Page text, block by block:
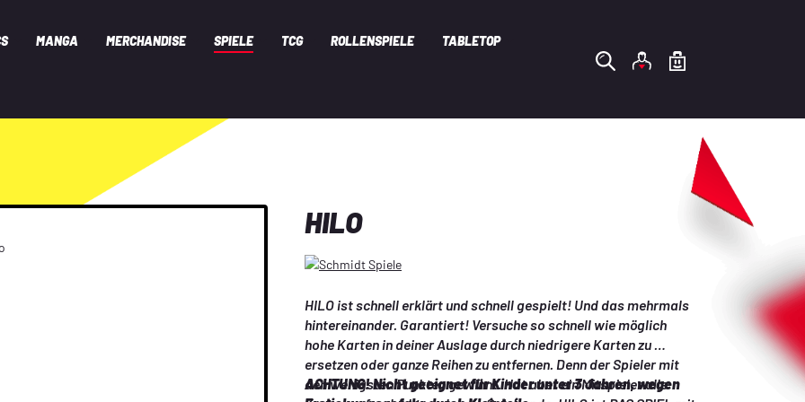
MANGA MERCHANDISE SPIELE TCG ROLLENSPIELE TABLETOP
HILO
HILO ist schnell erklärt und schnell gespielt! Und das mehrmals
hintereinander. Garantiert! Versuche so schnell wie möglich
hohe Karten in deiner Auslage durch niedrigere Karten zu
ersetzen oder ganze Reihen zu entfernen. Denn der Spieler mit
den wenigsten Punkten gewinnt. Hat aber ein Mitspieler alle
ACHTUNG! Nicht geeignet für Kinder unter 3 Jahren, wegen